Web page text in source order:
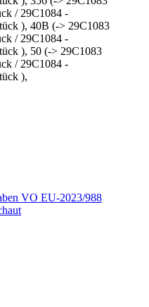
/ 29C1084 -
), 40B (-> 29C1083
/ 29C1084 -
), 50 (-> 29C1083
/ 29C1084 -
),
VO EU-2023/988